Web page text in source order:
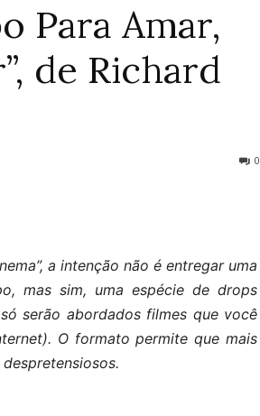
Para Amar,
de Richard
0
a intenção não é entregar uma
mas sim, uma espécie de drops
serão abordados filmes que você
O formato permite que mais